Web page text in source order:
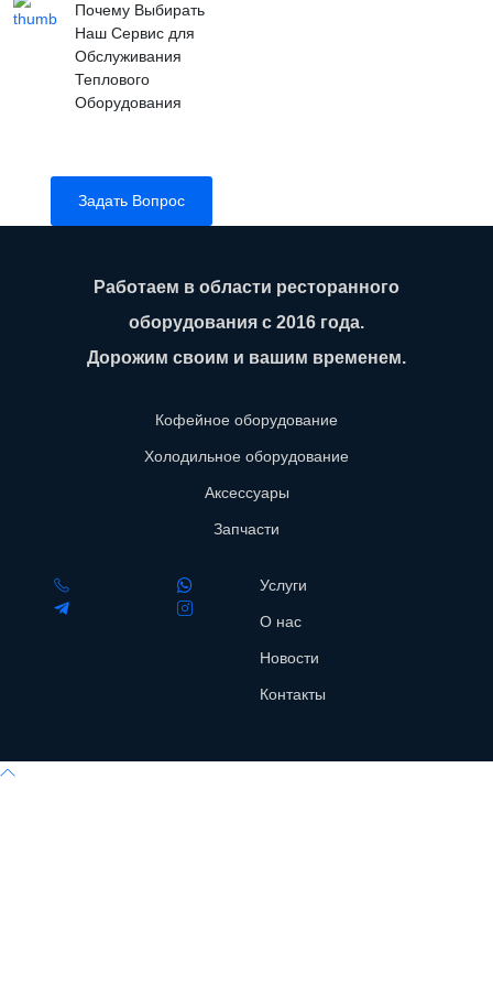
Почему Выбирать
Наш Сервис для
Обслуживания
Теплового
Оборудования
Задать Вопрос
Работаем в области ресторанного
оборудования с 2016 года.
Дорожим своим и вашим временем.
Кофейное оборудование
Холодильное оборудование
Аксессуары
Запчасти
Услуги
О нас
Новости
Контакты